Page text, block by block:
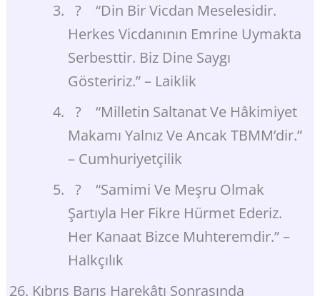
? “Din Bir Vicdan Meselesidir.
Herkes Vicdanının Emrine Uymakta
Serbesttir. Biz Dine Saygı
Gösteririz.” – Laiklik
? “Milletin Saltanat Ve Hâkimiyet
Makamı Yalnız Ve Ancak TBMM’dir.”
– Cumhuriyetçilik
? “Samimi Ve Meşru Olmak
Şartıyla Her Fikre Hürmet Ederiz.
Her Kanaat Bizce Muhteremdir.” –
Halkçılık
Kıbrıs Barış Harekâtı Sonrasında